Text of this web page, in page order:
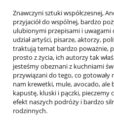
Znawczyni sztuki współczesnej,
przyjaciół do wspólnej, bardzo
ulubionymi przepisami i uwagami
udział artyści, pisarze, aktorzy,
traktują temat bardzo poważnie,
prosto z życia, ich autorzy tak
jesteśmy obeznani z kuchniami
przywiązani do tego, co gotowały
nam krewetki, mule, avocado,
kapustę, kluski i pączki, pieczemy
efekt naszych podróży i bardzo
rodzinnych.